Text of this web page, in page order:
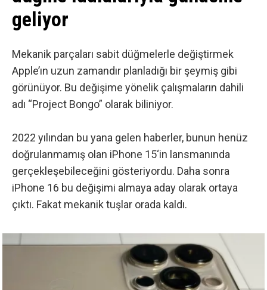
geliyor
Mekanik parçaları sabit düğmelerle değiştirmek
Apple’ın uzun zamandır planladığı bir şeymiş gibi
görünüyor. Bu değişime yönelik çalışmaların dahili
adı “Project Bongo” olarak biliniyor.
2022 yılından bu yana gelen haberler, bunun henüz
doğrulanmamış olan iPhone 15‘in lansmanında
gerçekleşebileceğini gösteriyordu. Daha sonra
iPhone 16 bu değişimi almaya aday olarak ortaya
çıktı. Fakat mekanik tuşlar orada kaldı.